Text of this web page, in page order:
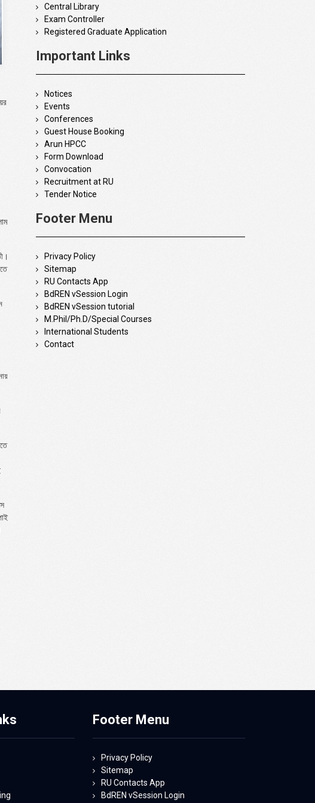
Central Library
Exam Controller
Registered Graduate Application
Important Links
Notices
Events
Conferences
Guest House Booking
Arun HPCC
Form Download
Convocation
Recruitment at RU
Tender Notice
Footer Menu
Privacy Policy
Sitemap
RU Contacts App
BdREN vSession Login
BdREN vSession tutorial
M.Phil/Ph.D/Special Courses
International Students
Contact
Footer Menu
Privacy Policy
Sitemap
RU Contacts App
BdREN vSession Login